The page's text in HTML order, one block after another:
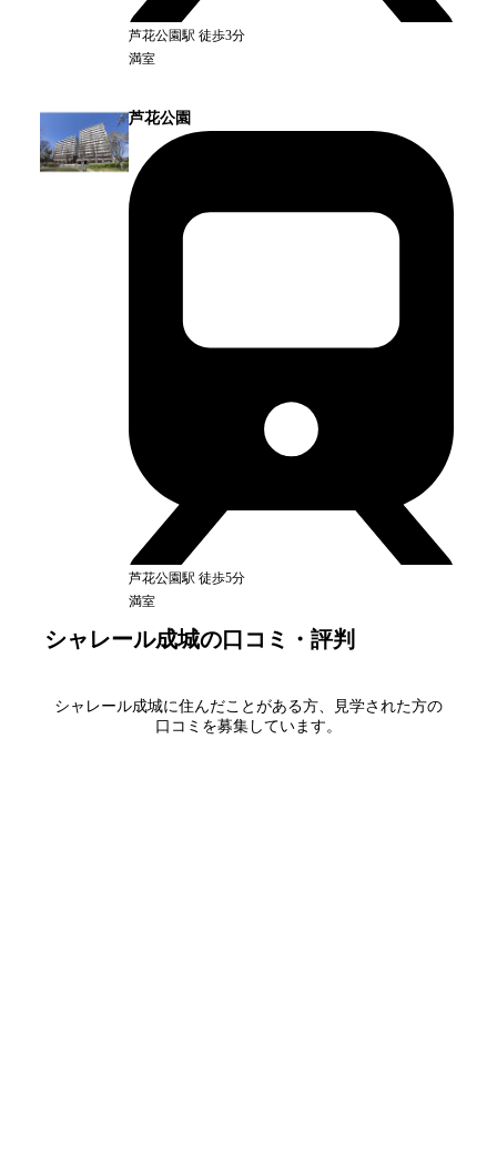
芦花公園駅 徒歩3分
満室
芦花公園
芦花公園駅 徒歩5分
満室
シャレール成城の口コミ・評判
シャレール成城に住んだことがある方、見学された方の
口コミを募集しています。